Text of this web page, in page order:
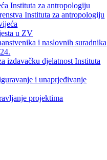
Instituta za antropologiju
Instituta za antropologiju
u ZV
i naslovnih suradnika
izdavačku djelatnost Instituta
i unaprjeđivanje
projektima